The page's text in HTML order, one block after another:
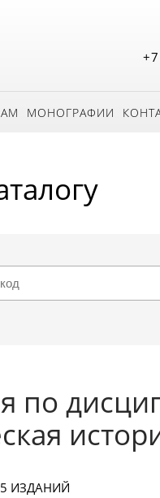
МОНОГРАФИИ
по
ИЗДАНИЙ